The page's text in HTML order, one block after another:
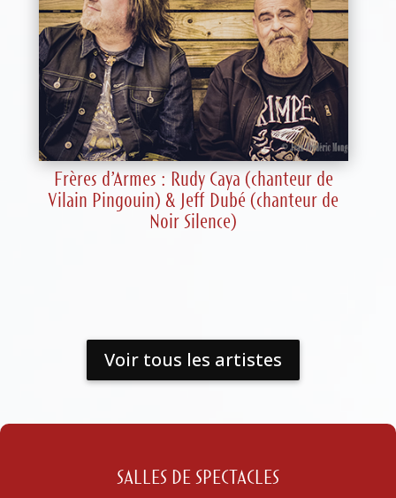
Frères d’Armes : Rudy Caya (chanteur de
Vilain Pingouin) & Jeff Dubé (chanteur de
Noir Silence)
Voir tous les artistes
SALLES DE SPECTACLES